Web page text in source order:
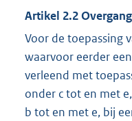
Artikel 2.2
Voor de toepassing
waarvoor eerder
verleend met
onder c tot en met
b tot en met e, bij